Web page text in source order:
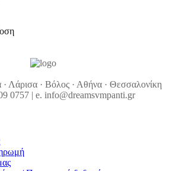
· Λάρισα · Βόλος · Αθήνα · Θεσσαλονίκη
0757 | e. info@dreamsvmpanti.gr